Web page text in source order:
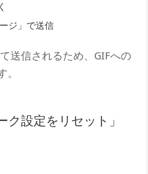
ジ」で送信
送信されるため、GIFへの
ク設定をリセット」